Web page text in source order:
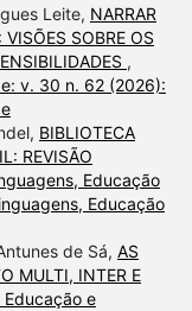
Leite, NARRAR
SOBRE OS
,
v. 30 n. 62 (2026):
BIBLIOTECA
REVISÃO
Educação
Educação
de Sá, AS
MULTI, INTER E
e